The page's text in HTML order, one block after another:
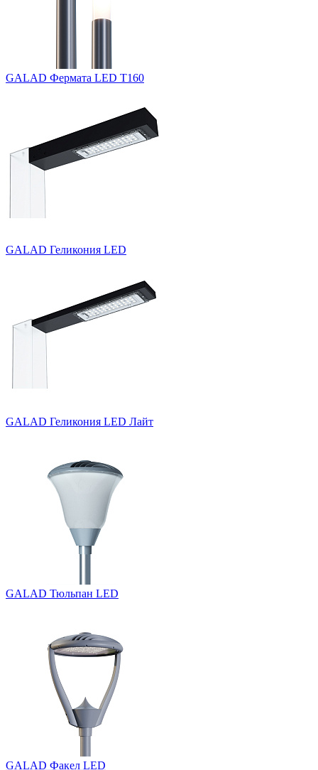
GALAD Фермата LED Т160
GALAD Геликония LED
GALAD Геликония LED Лайт
GALAD Тюльпан LED
GALAD Факел LED